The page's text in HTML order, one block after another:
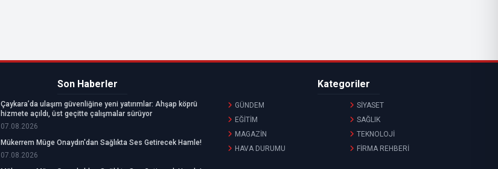
Son Haberler
Çaykara’da ulaşım güvenliğine yeni yatırımlar: Ahşap köprü
hizmete açıldı, üst geçitte çalışmalar sürüyor
07.08.2026
Mükerrem Müge Onaydın'dan Sağlıkta Ses Getirecek Hamle!
07.08.2026
Kategoriler
GÜNDEM
SİYASET
EĞİTİM
SAĞLIK
MAGAZİN
TEKNOLOJİ
HAVA DURUMU
FİRMA REHBERİ